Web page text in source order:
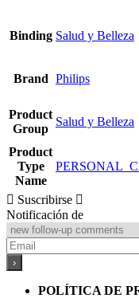
Binding Salud y Belleza
Brand Philips
Product
Group
Salud y Belleza
Product
Type
Name
Suscribirse
Notificación de
POLÍTICA DE